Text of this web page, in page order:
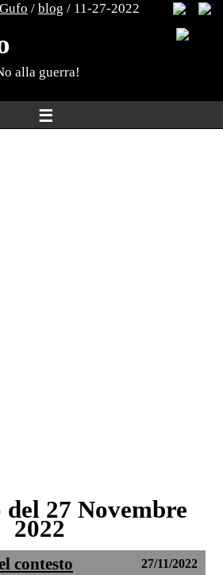
/ blog / 11-27-2022
alla guerra!
☰
27 Novembre
2022
contesto
27/11/2022